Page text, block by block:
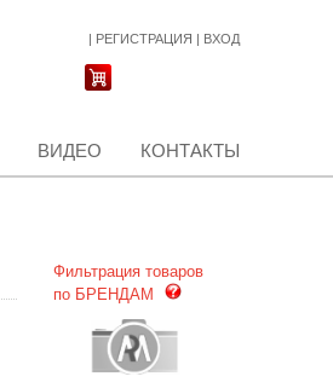
| РЕГИСТРАЦИЯ | ВХОД
ВИДЕО КОНТАКТЫ
Фильтрация товаров
по БРЕНДАМ